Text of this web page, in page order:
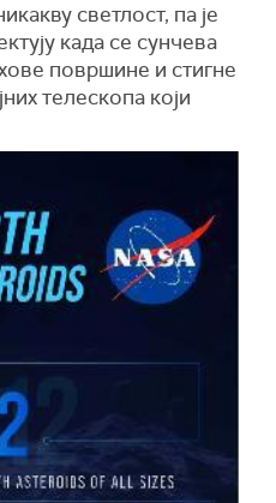
светлост, па је
када се сунчева
површине и стигне
телескопа који